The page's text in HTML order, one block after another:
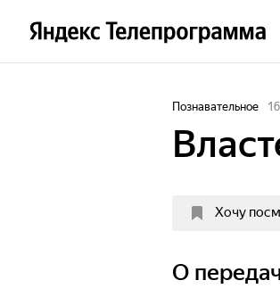
Познавательное 16
Хочу
О